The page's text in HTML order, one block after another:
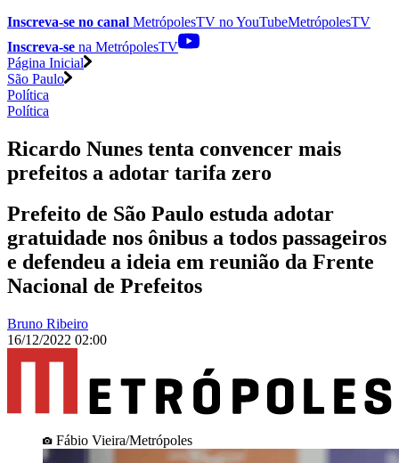
Inscreva-se no canal MetrópolesTV noYouTubeMetrópolesTV
Inscreva-se na MetrópolesTV
Página Inicial
São Paulo
Política
Política
Ricardo Nunes tenta convencer mais
prefeitos a adotar tarifa zero
Prefeito de São Paulo estuda adotar
gratuidade nos ônibus a todos passageiros
e defendeu a ideia em reunião da Frente
Nacional de Prefeitos
Bruno Ribeiro
16/12/2022 02:00
Fábio Vieira/Metrópoles